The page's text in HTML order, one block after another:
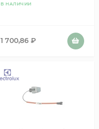
В НАЛИЧИИ
1 700,86 ₽